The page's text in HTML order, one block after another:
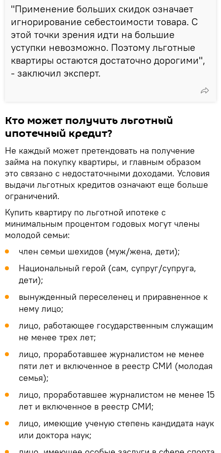
"Применение больших скидок означает
игнорирование себестоимости товара. С
этой точки зрения идти на большие
уступки невозможно. Поэтому льготные
квартиры остаются достаточно дорогими",
- заключил эксперт.
Кто может получить льготный
ипотечный кредит?
Не каждый может претендовать на получение
займа на покупку квартиры, и главным образом
это связано с недостаточными доходами. Условия
выдачи льготных кредитов означают еще больше
ограничений.
Купить квартиру по льготной ипотеке с
минимальным процентом годовых могут члены
молодой семьи:
член семьи шехидов (муж/жена, дети);
Национальный герой (сам, супруг/супруга,
дети);
вынужденный переселенец и приравненное к
нему лицо;
лицо, работающее государственным служащим
не менее трех лет;
лицо, проработавшее журналистом не менее
пяти лет и включенное в реестр СМИ (молодая
семья);
лицо, проработавшее журналистом не менее 15
лет и включенное в реестр СМИ;
лицо, имеющие ученую степень кандидата наук
или доктора наук;